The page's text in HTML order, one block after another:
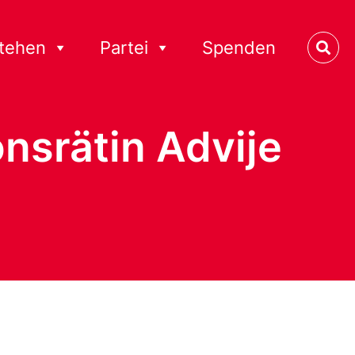
Partei Spenden
Advije